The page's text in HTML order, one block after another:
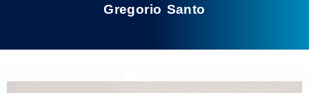
Gregorio Santo